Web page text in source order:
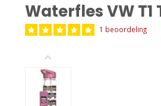
Waterfles VW T1
1 beoordeling